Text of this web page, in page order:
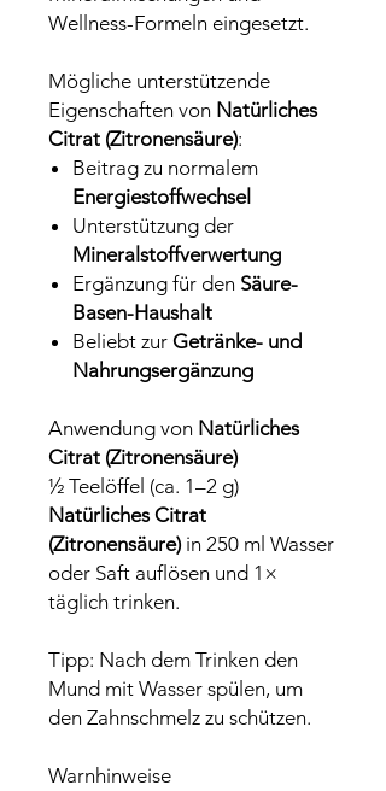
Wellness-Formeln eingesetzt.
Mögliche unterstützende
Eigenschaften von Natürliches
Citrat (Zitronensäure):
Beitrag zu normalem
Energiestoffwechsel
Unterstützung der
Mineralstoffverwertung
Ergänzung für den Säure-
Basen-Haushalt
Beliebt zur Getränke- und
Nahrungsergänzung
Anwendung von Natürliches
Citrat (Zitronensäure)
½ Teelöffel (ca. 1–2 g)
Natürliches Citrat
(Zitronensäure)in 250 ml Wasser
oder Saft auflösen und 1×
täglich trinken.
Tipp: Nach dem Trinken den
Mund mit Wasser spülen, um
den Zahnschmelz zu schützen.
Warnhinweise